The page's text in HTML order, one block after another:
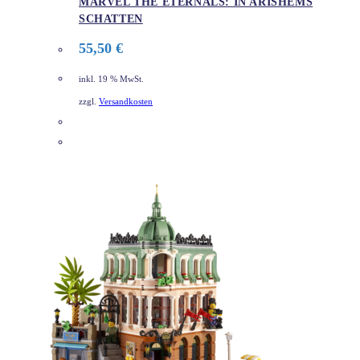
SCHATTEN
55,50 €
inkl. 19 % MwSt.
zzgl. Versandkosten